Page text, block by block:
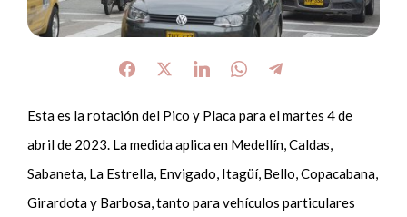
Esta es la rotación del Pico y Placa para el martes 4 de
abril de 2023. La medida aplica en Medellín, Caldas,
Sabaneta, La Estrella, Envigado, Itagüí, Bello, Copacabana,
Girardota y Barbosa, tanto para vehículos particulares